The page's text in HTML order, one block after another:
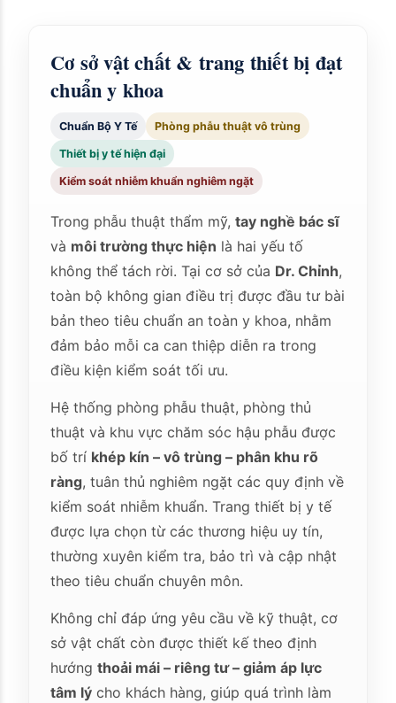
Cơ sở vật chất & trang thiết bị đạt
chuẩn y khoa
Chuẩn Bộ Y Tế Phòng phẫu thuật vô trùng
Thiết bị y tế hiện đại
Kiểm soát nhiễm khuẩn nghiêm ngặt
Trong phẫu thuật thẩm mỹ,tay nghề bác sĩ
và môi trường thực hiện là hai yếu tố
không thể tách rời. Tại cơ sở của Dr. Chỉnh,
toàn bộ không gian điều trị được đầu tư bài
bản theo tiêu chuẩn an toàn y khoa, nhằm
đảm bảo mỗi ca can thiệp diễn ra trong
điều kiện kiểm soát tối ưu.
Hệ thống phòng phẫu thuật, phòng thủ
thuật và khu vực chăm sóc hậu phẫu được
bố trí khép kín – vô trùng – phân khu rõ
ràng, tuân thủ nghiêm ngặt các quy định về
kiểm soát nhiễm khuẩn. Trang thiết bị y tế
được lựa chọn từ các thương hiệu uy tín,
thường xuyên kiểm tra, bảo trì và cập nhật
theo tiêu chuẩn chuyên môn.
Không chỉ đáp ứng yêu cầu về kỹ thuật, cơ
sở vật chất còn được thiết kế theo định
hướngthoải mái – riêng tư – giảm áp lực
tâm lý cho khách hàng, giúp quá trình làm